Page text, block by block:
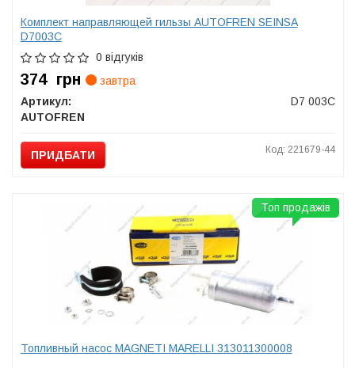
Комплект направляющей гильзы AUTOFREN SEINSA
D7003C
0 відгуків
374 грн
завтра
Артикул:
D7 003C
AUTOFREN
ПРИДБАТИ Код: 221679-44
Топливный насос MAGNETI MARELLI 313011300008
Топ продажів